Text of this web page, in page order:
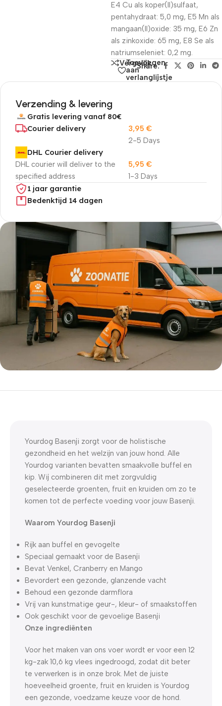
E4 Cu als koper(II)sulfaat,
pentahydraat: 5,0 mg, E5 Mn als
mangaan(II)oxide: 35 mg, E6 Zn
als zinkoxide: 65 mg, E8 Se als
natriumseleniet: 0,2 mg.
Vergelijk
Toevoegen
aan
verlanglijstje
Share:
Verzending & levering
Gratis levering vanaf 80€
Courier delivery
2-5 Days
3,95 €
DHL Courier delivery
DHL courier will deliver to the
specified address
1-3 Days
5,95 €
1 jaar garantie
Bedenktijd 14 dagen
5% korting met code
Yourdog Basenji zorgt voor de holistische
gezondheid en het welzijn van jouw hond. Alle
Yourdog varianten bevatten smaakvolle buffel en
kip. Wij combineren dit met zorgvuldig
geselecteerde groenten, fruit en kruiden om zo te
komen tot de perfecte voeding voor jouw Basenji.
Waarom Yourdog Basenji
Rijk aan buffel en gevogelte
Speciaal gemaakt voor de Basenji
Bevat Venkel, Cranberry en Mango
Bevordert een gezonde, glanzende vacht
Behoud een gezonde darmflora
Vrij van kunstmatige geur-, kleur- of smaakstoffen
Ook geschikt voor de gevoelige Basenji
Onze ingrediënten
Voor het maken van ons voer wordt er voor een 12
kg-zak 10,6 kg vlees ingedroogd, zodat dit beter
te verwerken is in onze brok. Met de juiste
hoeveelheid groente, fruit en kruiden is Yourdog
een gezonde, voedzame keuze voor de hond.